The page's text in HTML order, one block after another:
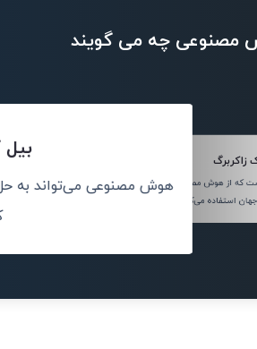
مصنوعی چه می گویند
زاکربرگ
که از هوش مصنوعی برای حل
استفاده می‌کنند.
هوش مصنوعی می‌تواند به